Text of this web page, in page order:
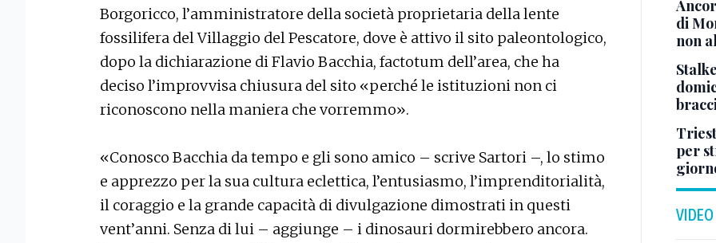
Borgoricco, l’amministratore della società proprietaria della lente
fossilifera del Villaggio del Pescatore, dove è attivo il sito paleontologico,
dopo la dichiarazione di Flavio Bacchia, factotum dell’area, che ha
deciso l’improvvisa chiusura del sito «perché le istituzioni non ci
riconoscono nella maniera che vorremmo».
«Conosco Bacchia da tempo e gli sono amico – scrive Sartori –, lo stimo
e apprezzo per la sua cultura eclettica, l’entusiasmo, l’imprenditorialità,
il coraggio e la grande capacità di divulgazione dimostrati in questi
vent’anni. Senza di lui – aggiunge – i dinosauri dormirebbero ancora.
di
non
per
VIDEO